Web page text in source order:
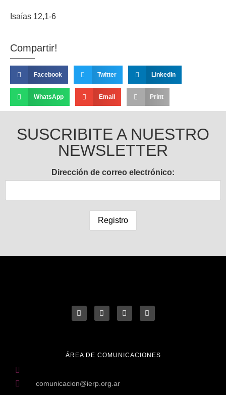
Isaías 12,1-6
Compartir!
Facebook Twitter LinkedIn
WhatsApp Email Print
SUSCRIBITE A NUESTRO
NEWSLETTER
Dirección de correo electrónico:
ÁREA DE COMUNICACIONES
comunicacion@ierp.org.ar